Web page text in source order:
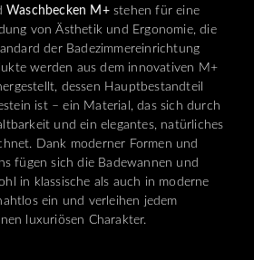
Waschbecken M+stehen für eine
von Ästhetik und Ergonomie, die
der Badezimmereinrichtung
werden aus dem innovativen M+
dessen Hauptbestandteil
ist – ein Material, das sich durch
und ein elegantes, natürliches
Dank moderner Formen und
fügen sich die Badewannen und
in klassische als auch in moderne
ein und verleihen jedem
luxuriösen Charakter.